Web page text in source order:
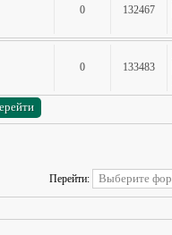
0 132467
0 133483
Перейти: